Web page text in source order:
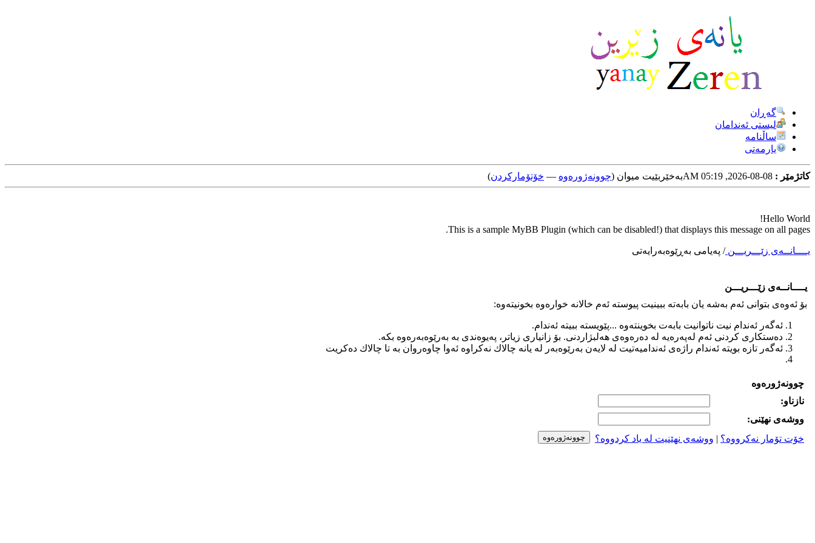
گه‌ڕان
لیستی ئه‌ندامان
ساڵنامه
یارمه‌تی
کاتژمێر : به‌خێربێیت میوان (چوونه‌ژوره‌وه‌ — خۆتۆمارکردن)
Hello World!
This is a sample MyBB Plugin (which can be disabled!) that displays this message on all pages.
یــــانــه‌ی زێـــریـــن/ په‌یامی به‌ڕێوه‌به‌رایه‌تی
یــــانــه‌ی زێـــریـــن
بۆ ئه‌وه‌ی بتوانی ئه‌م به‌شه‌ یان بابه‌ته‌ ببینیت پیوسته‌ ئه‌م خالانه‌ خواره‌وه‌ بخونیته‌وه‌:
ئه‌گه‌ر ئه‌ندام نیت ناتوانیت بابه‌ت بخوینته‌وه‌ ...پێویسته‌ ببیته‌ ئه‌ندام.
ده‌ستكاری كردنی ئه‌م له‌په‌ره‌یه‌ له ‌ده‌ره‌وه‌ی هه‌لبژاردنی. بۆ زانیاری زیاتر، په‌یوه‌ندی به‌ به‌رێوه‌به‌ره‌وه‌ بكه‌.
ئه‌گه‌ر تازه‌ بویته‌ ئه‌ندام راژه‌ی ئه‌ندامیه‌تیت له‌ لایه‌ن به‌رێوه‌به‌ر له‌ یانه‌ چالاك نه‌كراوه‌ ئه‌وا چاوه‌روان به‌ تا چالاك ده‌كریت
چوونه‌ژوره‌وه‌
نازناو:
ووشه‌ی نهێنی:
خۆت تۆمار نه‌کرووه‌؟ | ووشه‌ی نهێنیت له‌ یاد کردووه‌؟